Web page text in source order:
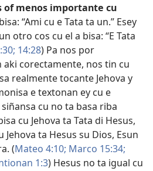
of menos importante cu
“Ami cu e Tata ta un.” Esey
otro cos cu el a bisa: “E Tata
14:28) Pa nos por
corectamente, nos tin cu
realmente tocante Jehova y
e textonan ey cu e
siñansa cu no ta basa riba
cu Jehova ta Tata di Hesus,
ta Hesus su Dios, Esun
(Mateo 4:​10; Marco 15:34;
1:3) Hesus no ta igual cu